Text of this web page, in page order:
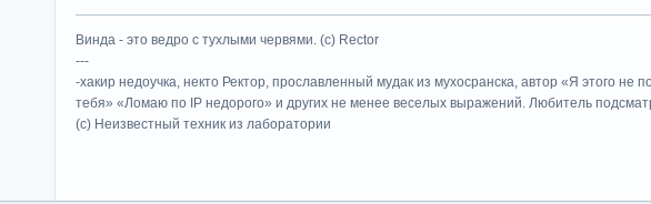
Винда - это ведро с тухлыми червями. (с) Rector
---
-хакир недоучка, некто Ректор, прославленный мудак из мухосранска, автор «Я этого не
тебя» «Ломаю по IP недорого» и других не менее веселых выражений. Любитель
(c) Неизвестный техник из лаборатории